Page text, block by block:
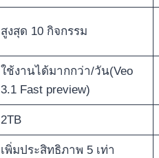
สูงสุด 10 กิจกรรม
ใช้งานได้มากกว่า/วัน(Veo
3.1 Fast preview)
2TB
เพิ่มประสิทธิภาพ 5 เท่า